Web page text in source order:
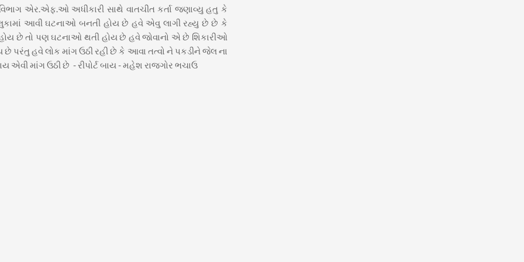
વિભાગ એર.એફ.ઓ અધીકારી સાથે વાતચીત કર્તા જણાવ્યુ હતુ કે
આવી ઘટનાઓ બનતી હોય છે હવે એવુ લાગી રહ્યુ છે છે કે
છે તો પણ ઘટનાઓ થતી હોય છે હવે જોવાનો એ છે શિકારીઓ
છે પરંતુ હવે લોક માંગ ઉઠી રહી છે કે આવા તત્વો ને પકડીને જેલ ના
માંગ ઉઠી છે - રીપોર્ટ બાય - મહેશ રાજગોર ભચાઉ